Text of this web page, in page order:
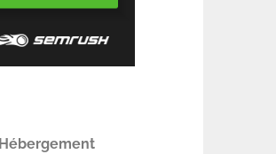
Hébergement